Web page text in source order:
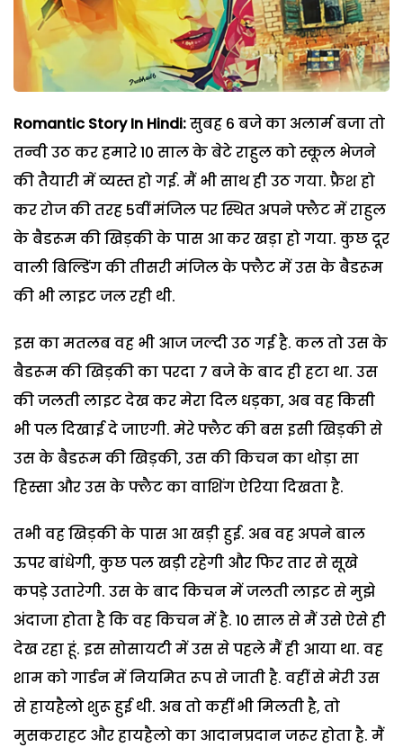
Romantic Story In Hindi:सुबह 6 बजे का अलार्म बजा तो
तन्वी उठ कर हमारे 10 साल के बेटे राहुल को स्कूल भेजने
की तैयारी में व्यस्त हो गई. मैं भी साथ ही उठ गया. फ्रैश हो
कर रोज की तरह 5वीं मंजिल पर स्थित अपने फ्लैट में राहुल
के बैडरूम की खिड़की के पास आ कर खड़ा हो गया. कुछ दूर
वाली बिल्डिंग की तीसरी मंजिल के फ्लैट में उस के बैडरूम
की भी लाइट जल रही थी.
इस का मतलब वह भी आज जल्दी उठ गई है. कल तो उस के
बैडरूम की खिड़की का परदा 7 बजे के बाद ही हटा था. उस
की जलती लाइट देख कर मेरा दिल धड़का, अब वह किसी
भी पल दिखाई दे जाएगी. मेरे फ्लैट की बस इसी खिड़की से
उस के बैडरूम की खिड़की, उस की किचन का थोड़ा सा
हिस्सा और उस के फ्लैट का वाशिंग ऐरिया दिखता है.
तभी वह खिड़की के पास आ खड़ी हुई. अब वह अपने बाल
ऊपर बांधेगी, कुछ पल खड़ी रहेगी और फिर तार से सूखे
कपड़े उतारेगी. उस के बाद किचन में जलती लाइट से मुझे
अंदाजा होता है कि वह किचन में है. 10 साल से मैं उसे ऐसे ही
देख रहा हूं. इस सोसायटी में उस से पहले मैं ही आया था. वह
शाम को गार्डन में नियमित रूप से जाती है. वहीं से मेरी उस
से हायहैलो शुरू हुई थी. अब तो कहीं भी मिलती है, तो
मुसकराहट और हायहैलो का आदानप्रदान जरूर होता है. मैं